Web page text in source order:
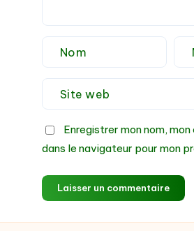
Enregistrer mon nom,
dans le navigateur pour mon
Laisser un commentaire